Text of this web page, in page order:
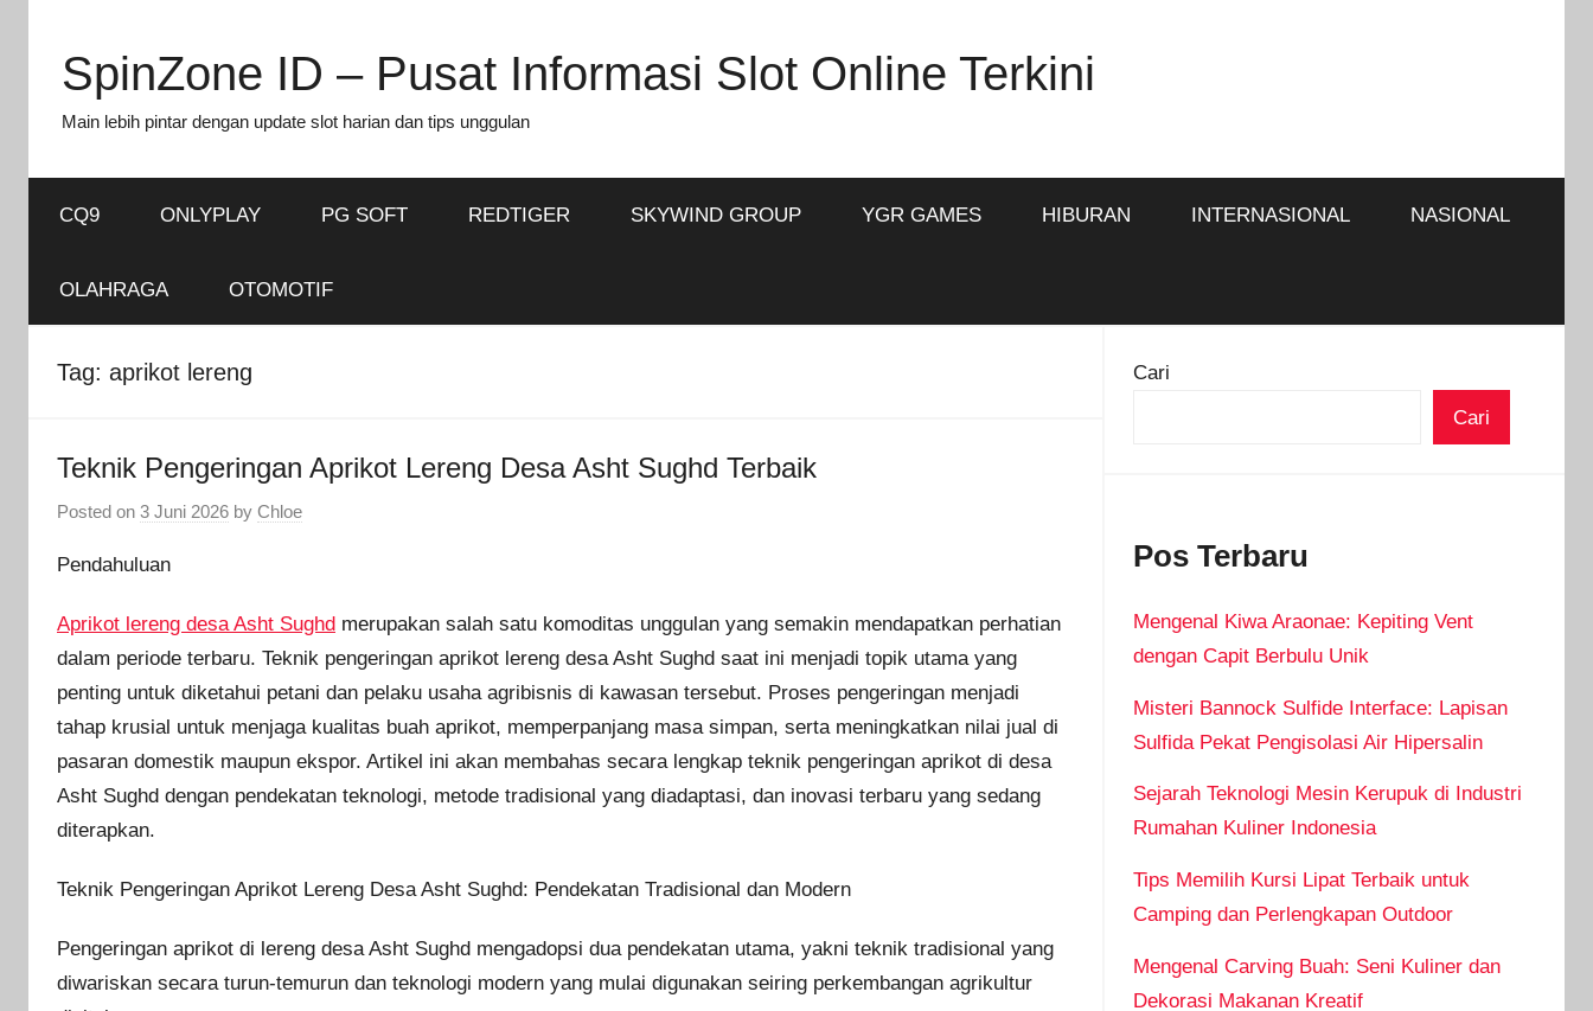
contentSpinZone ID – Pusat Informasi Slot Online Terkini
Main lebih pintar dengan update slot harian dan tips unggulan
CQ9 ONLYPLAY PG SOFT REDTIGER SKYWIND GROUP YGR GAMES HIBURAN INTERNASIONAL NASIONAL
OLAHRAGA OTOMOTIF
Tag: aprikot lereng
Teknik Pengeringan Aprikot Lereng Desa Asht Sughd Terbaik
Posted on 3 Juni 2026 by Chloe
Pendahuluan
Aprikot lereng desa Asht Sughd merupakan salah satu komoditas unggulan yang semakin mendapatkan perhatian
dalam periode terbaru. Teknik pengeringan aprikot lereng desa Asht Sughd saat ini menjadi topik utama yang
penting untuk diketahui petani dan pelaku usaha agribisnis di kawasan tersebut. Proses pengeringan menjadi
tahap krusial untuk menjaga kualitas buah aprikot, memperpanjang masa simpan, serta meningkatkan nilai jual di
pasaran domestik maupun ekspor. Artikel ini akan membahas secara lengkap teknik pengeringan aprikot di desa
Asht Sughd dengan pendekatan teknologi, metode tradisional yang diadaptasi, dan inovasi terbaru yang sedang
diterapkan.
Teknik Pengeringan Aprikot Lereng Desa Asht Sughd: Pendekatan Tradisional dan Modern
Pengeringan aprikot di lereng desa Asht Sughd mengadopsi dua pendekatan utama, yakni teknik tradisional yang
diwariskan secara turun-temurun dan teknologi modern yang mulai digunakan seiring perkembangan agrikultur
Cari
Cari
Pos Terbaru
Mengenal Kiwa Araonae: Kepiting Vent
dengan Capit Berbulu Unik
Misteri Bannock Sulfide Interface: Lapisan
Sulfida Pekat Pengisolasi Air Hipersalin
Sejarah Teknologi Mesin Kerupuk di Industri
Rumahan Kuliner Indonesia
Tips Memilih Kursi Lipat Terbaik untuk
Camping dan Perlengkapan Outdoor
Mengenal Carving Buah: Seni Kuliner dan
Dekorasi Makanan Kreatif